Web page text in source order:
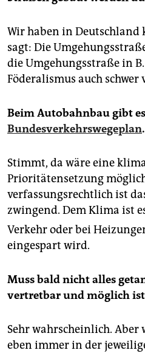
Wir haben in Deutschland
sagt: Die
die Umgehungsstraße in
Föderalismus auch schwer
Beim Autobahnbau gibt
Bundesverkehrswegeplan.
Stimmt, da wäre eine
Prioritätensetzung
verfassungsrechtlich ist
zwingend. Dem Klima ist
Verkehr oder bei
eingespart wird.
Muss bald nicht alles
vertretbar und möglich
Sehr wahrscheinlich. Aber
eben immer in der